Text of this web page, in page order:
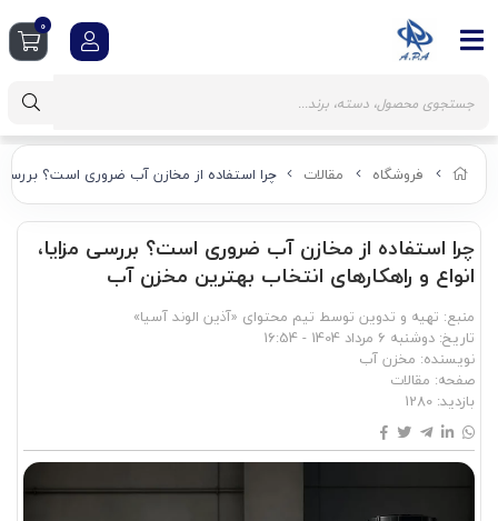
فروشگاه مقالات چرا استفاده از مخازن آب ضروری است؟ بررسی
چرا استفاده از مخازن آب ضروری است؟ بررسی مزایا،
انواع و راهکارهای انتخاب بهترین مخزن آب
منبع: تهیه و تدوین توسط تیم محتوای «آذین الوند آسیا»
تاریخ: دوشنبه 6 مرداد 1404 - 16:54
نویسنده: مخزن آب
صفحه: مقالات
بازدید: 1280
0